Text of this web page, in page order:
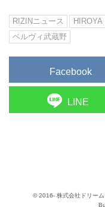
RIZINニュース HIROYA
ベルヴィ武蔵野
Facebook
LINE
© 2016- 株式会社ドリー